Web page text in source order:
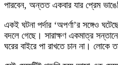
পারবেন, অন্তত একবার যার প্রেম
একই ঘটনা পর্দার ‘অপর্ণা’র সঙ্গেও
বদলে গেছে। সারাক্ষণ একমাত্র
ঘরের বাইরে পা রাখতে চান না। লোকে